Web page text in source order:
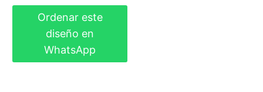
era:
$65.00.
es:
$55.00.
Ordenar este
diseño en
WhatsApp